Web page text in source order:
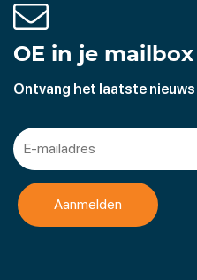
OE in je mailbox
Ontvang het laatste